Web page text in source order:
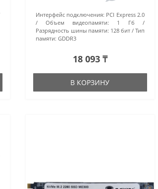
Интерфейс подключения: PCI Express 2.0
Объем видеопамяти:
1 Гб
Разрядность шины памяти: 128 бит
Тип
памяти: GDDR3
18 093 ₸
В КОРЗИНУ